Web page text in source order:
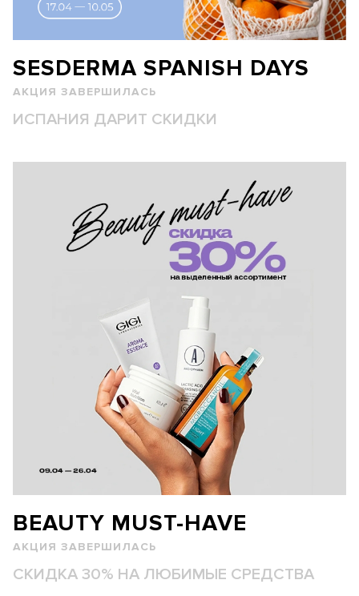
SESDERMA SPANISH DAYS
АКЦИЯ ЗАВЕРШИЛАСЬ
ИСПАНИЯ ДАРИТ СКИДКИ
BEAUTY MUST-HAVE
АКЦИЯ ЗАВЕРШИЛАСЬ
СКИДКА 30% НА ЛЮБИМЫЕ СРЕДСТВА